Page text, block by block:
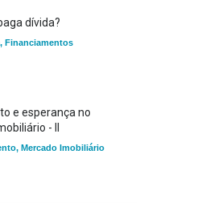
dívida?
, Financiamentos
e esperança no
- II
, Mercado Imobiliário